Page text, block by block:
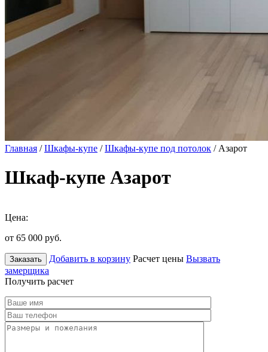
Главная /Шкафы-купе /Шкафы-купе под потолок / Азарот
Шкаф-купе Азарот
Цена:
от 65 000 руб.
Заказать Добавить в корзину Расчет цены Вызвать
замерщика
Получить расчет